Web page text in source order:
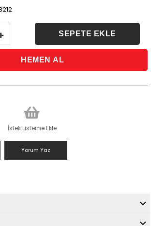
İstek Listeme Ekle
Yorum Yaz